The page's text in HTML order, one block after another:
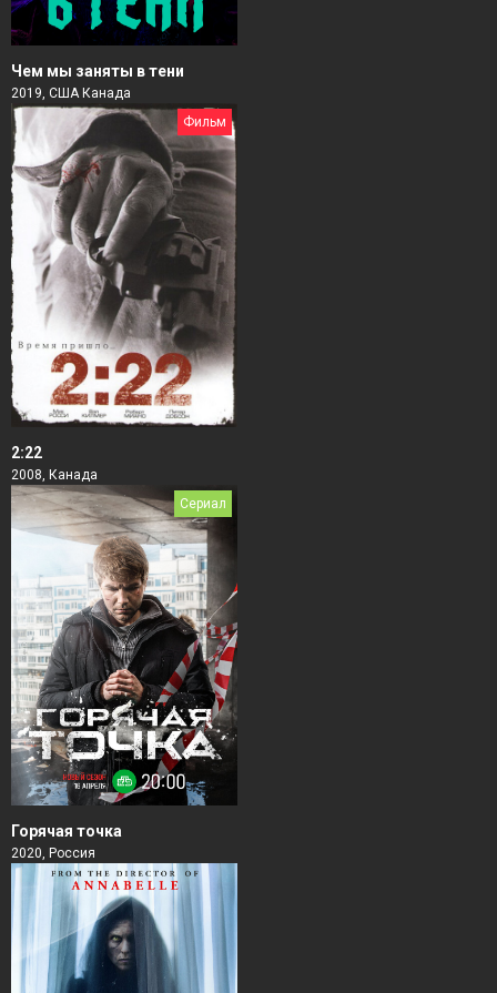
Чем мы заняты в тени
2019, США Канада
Фильм
2:22
2008, Канада
Сериал
Горячая точка
2020, Россия